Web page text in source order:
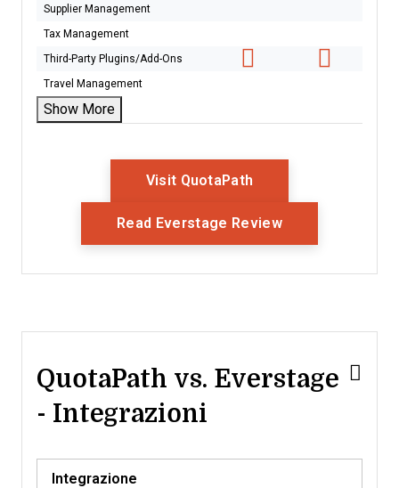
Supplier Management
Tax Management
Third-Party Plugins/Add-Ons
Travel Management
Show More
Visit QuotaPath
Read Everstage ReviewOpens New
QuotaPath vs. Everstage
- Integrazioni
Integrazione